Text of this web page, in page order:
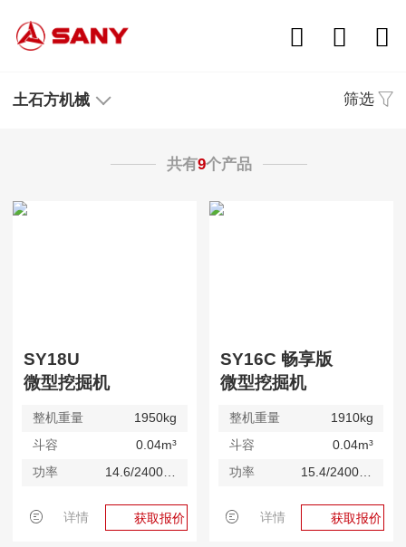
土石方机械 筛选
共有9个产品
SY18U
微型挖掘机
整机重量
1950kg
斗容
0.04m³
功率
14.6/2400kW/rpm
详情 获取报价
SY16C 畅享版
微型挖掘机
整机重量
1910kg
斗容
0.04m³
功率
详情 获取报价